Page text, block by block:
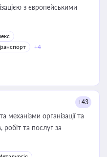
з європейськими
+4
+43
механізми організації та
робіт та послуг за